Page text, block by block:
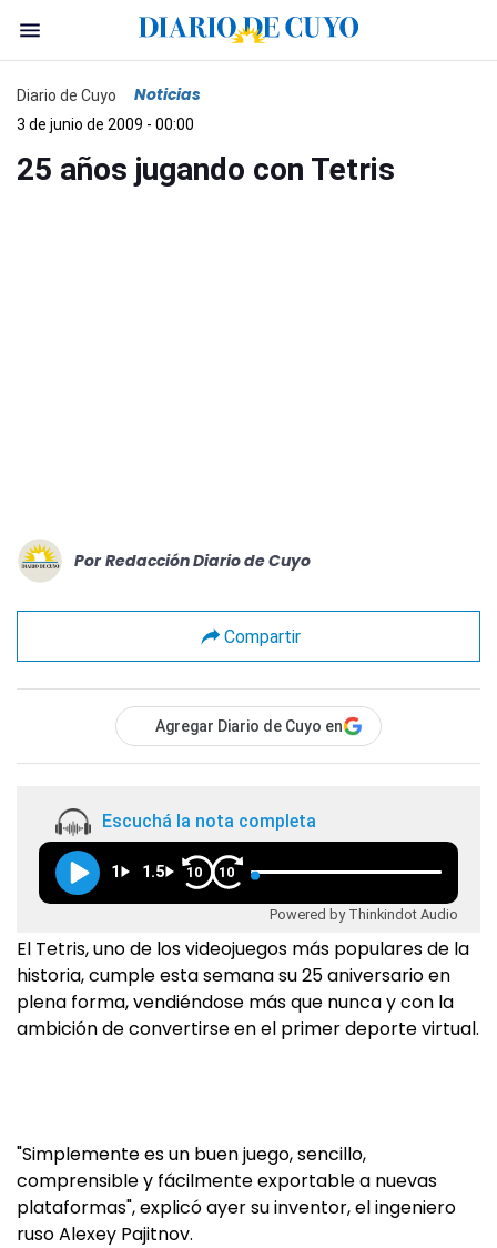
Diario de Cuyo Noticias
3 de junio de 2009 - 00:00
25 años jugando con Tetris
Por Redacción Diario de Cuyo
Compartir
Agregar Diario de Cuyo en
Escuchá la nota completa
1 1.5 10 10
Powered by Thinkindot Audio
El Tetris, uno de los videojuegos más populares de la
historia, cumple esta semana su 25 aniversario en
plena forma, vendiéndose más que nunca y con la
ambición de convertirse en el primer deporte virtual.
"Simplemente es un buen juego, sencillo,
comprensible y fácilmente exportable a nuevas
plataformas", explicó ayer su inventor, el ingeniero
ruso Alexey Pajitnov.